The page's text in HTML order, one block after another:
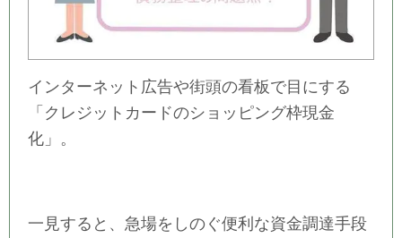
インターネット広告や街頭の看板で目にする
「クレジットカードのショッピング枠現金
化」。
一見すると、急場をしのぐ便利な資金調達手段